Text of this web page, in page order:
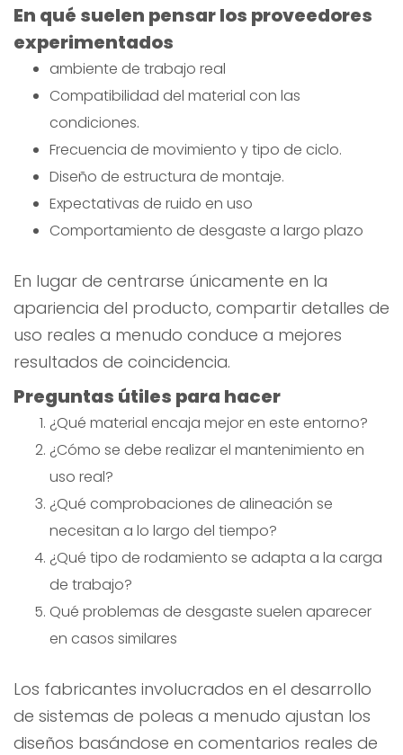
En qué suelen pensar los proveedores
experimentados
ambiente de trabajo real
Compatibilidad del material con las
condiciones.
Frecuencia de movimiento y tipo de ciclo.
Diseño de estructura de montaje.
Expectativas de ruido en uso
Comportamiento de desgaste a largo plazo
En lugar de centrarse únicamente en la
apariencia del producto, compartir detalles de
uso reales a menudo conduce a mejores
resultados de coincidencia.
Preguntas útiles para hacer
¿Qué material encaja mejor en este entorno?
¿Cómo se debe realizar el mantenimiento en
uso real?
¿Qué comprobaciones de alineación se
necesitan a lo largo del tiempo?
¿Qué tipo de rodamiento se adapta a la carga
de trabajo?
Qué problemas de desgaste suelen aparecer
en casos similares
Los fabricantes involucrados en el desarrollo
de sistemas de poleas a menudo ajustan los
diseños basándose en comentarios reales de